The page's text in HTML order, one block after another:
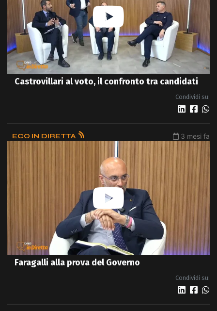
Castrovillari al voto, il confronto tra candidati
Condividi su:
ECO IN DIRETTA 3 mesi fa
Faragalli alla prova del Governo
Condividi su: